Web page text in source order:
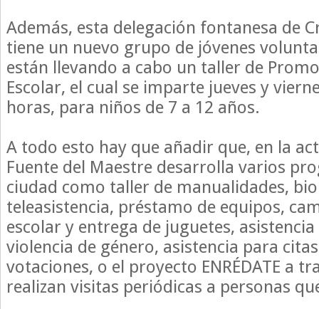
Además, esta delegación fontanesa de
tiene un nuevo grupo de jóvenes
están llevando a cabo un taller de
Escolar, el cual se imparte jueves y
horas, para niños de 7 a 12 años.
A todo esto hay que añadir que, en la
Fuente del Maestre desarrolla varios
ciudad como taller de manualidades,
teleasistencia, préstamo de equipos,
escolar y entrega de juguetes,
violencia de género, asistencia para
votaciones, o el proyecto ENRÉDATE a
realizan visitas periódicas a personas